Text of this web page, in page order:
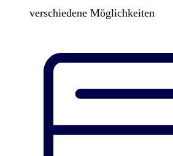
verschiedene Möglichkeiten